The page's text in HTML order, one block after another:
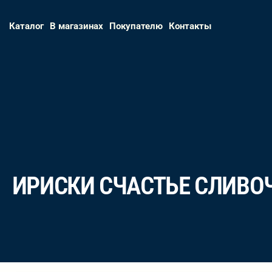
Каталог В магазинах Покупателю Контакты
ИРИСКИ СЧАСТЬЕ